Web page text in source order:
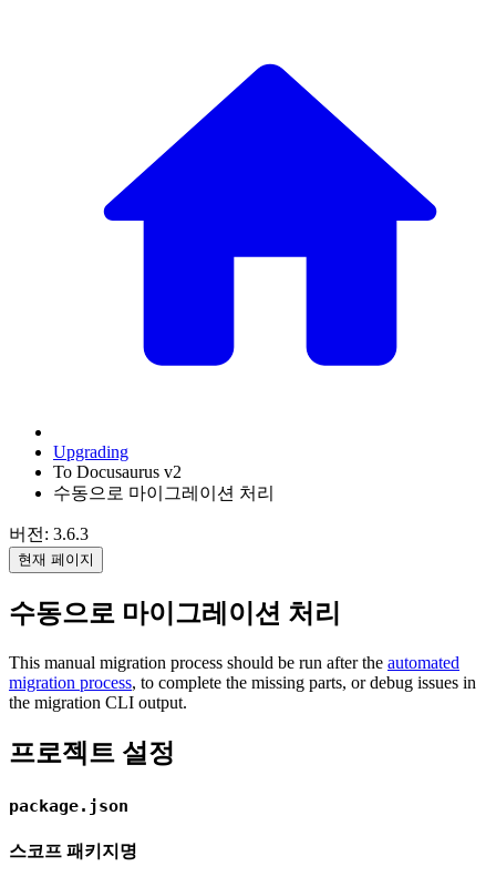
Upgrading
To Docusaurus v2
수동으로 마이그레이션 처리
버전: 3.6.3
현재 페이지
수동으로 마이그레이션 처리
This manual migration process should be run after the automated
migration process, to complete the missing parts, or debug issues in
the migration CLI output.
프로젝트 설정
package.json
스코프 패키지명